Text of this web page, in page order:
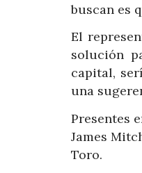
buscan es
El
solución
capital,
una
Presentes
James
Toro.